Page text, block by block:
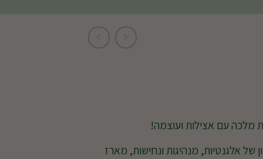
עם אצילות ועוצמה!
אלגנטיות, מנהיגות ונחישות, מארז